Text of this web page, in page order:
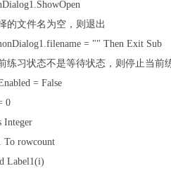
的文件名为空，则退出
= "" Then Exit Sub
练习状态不是等待状态，则停止当前
= False
0
rowcount